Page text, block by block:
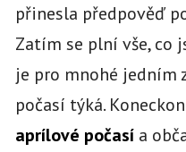
přinesla předpověď
Zatím se plní vše, co
je pro mnohé jedním
počasí týká.
aprílové počasía